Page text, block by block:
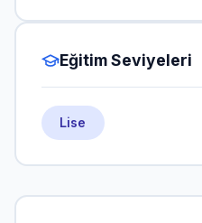
Eğitim Seviyeleri
Lise